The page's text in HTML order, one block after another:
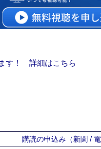
す！ 詳細はこちら
購読の申込み（新聞 / 電